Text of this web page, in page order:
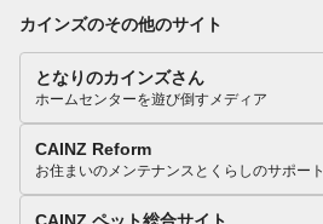
カインズのその他のサイト
となりのカインズさん
ホームセンターを遊び倒すメディア
CAINZ Reform
お住まいのメンテナンスとくらしのサポート